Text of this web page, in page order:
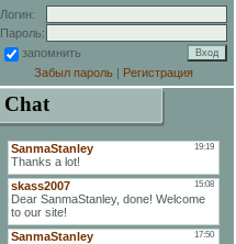
Логин:
Пароль:
запомнить
Забыл пароль | Регистрация
Chat